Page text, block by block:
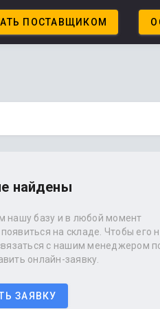
ПОСТАВЩИКОМ
найдены
нашу базу и в любой момент
на складе. Чтобы его
с нашим менеджером
онлайн-заявку.
ЗАЯВКУ